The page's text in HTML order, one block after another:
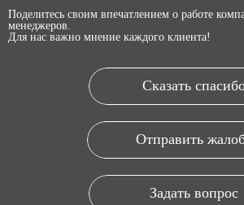
Поделитесь своим впечатлением о работе
менеджеров.
Для нас важно мнение каждого клиента!
Сказать
Отправить
Задать вопрос